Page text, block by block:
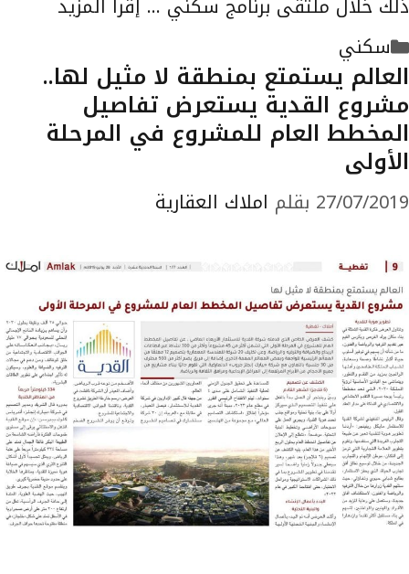
التصنيفات
سكني
العالم يستمتع بمنطقة لا مثيل لها..
مشروع القدية يستعرض تفاصيل
المخطط العام للمشروع في المرحلة
الأولى
27/07/2019 بقلم املاك العقارية